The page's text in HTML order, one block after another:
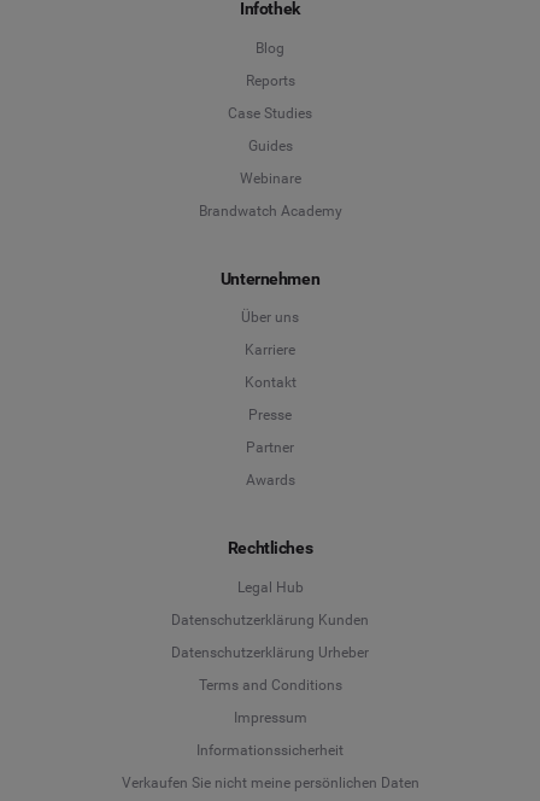
Infothek
Blog
Reports
Case Studies
Guides
Webinare
Brandwatch Academy
Unternehmen
Über uns
Karriere
Kontakt
Presse
Partner
Awards
Rechtliches
Legal Hub
Datenschutzerklärung Kunden
Datenschutzerklärung Urheber
Terms and Conditions
Impressum
Informationssicherheit
Verkaufen Sie nicht meine persönlichen Daten
Deutsch